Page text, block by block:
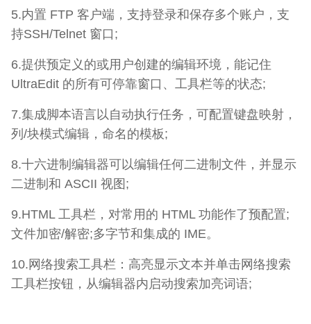
5.内置 FTP 客户端，支持登录和保存多个账户，支
持SSH/Telnet 窗口;
6.提供预定义的或用户创建的编辑环境，能记住
UltraEdit 的所有可停靠窗口、工具栏等的状态;
7.集成脚本语言以自动执行任务，可配置键盘映射，
列/块模式编辑，命名的模板;
8.十六进制编辑器可以编辑任何二进制文件，并显示
二进制和 ASCII 视图;
9.HTML 工具栏，对常用的 HTML 功能作了预配置;
文件加密/解密;多字节和集成的 IME。
10.网络搜索工具栏：高亮显示文本并单击网络搜索
工具栏按钮，从编辑器内启动搜索加亮词语;